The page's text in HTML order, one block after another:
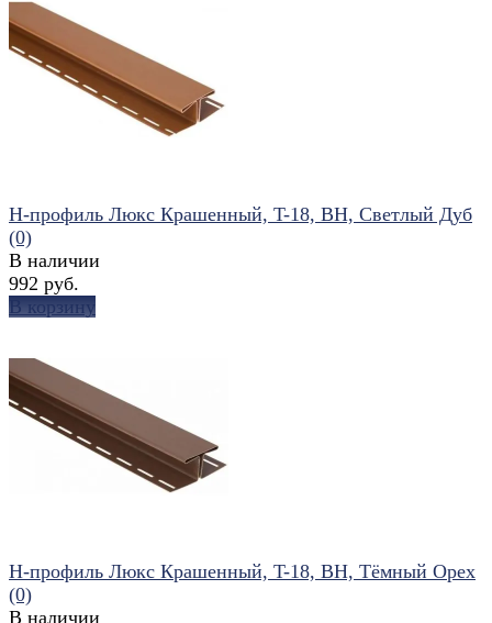
избранное сравнить
избранное сравнить
Н-профиль Люкс Крашенный, T-18, ВН, Светлый Дуб
(0)
В наличии
992 руб.
В корзину
Н-профиль Люкс Крашенный, T-18, ВН, Тёмный Орех
(0)
В наличии